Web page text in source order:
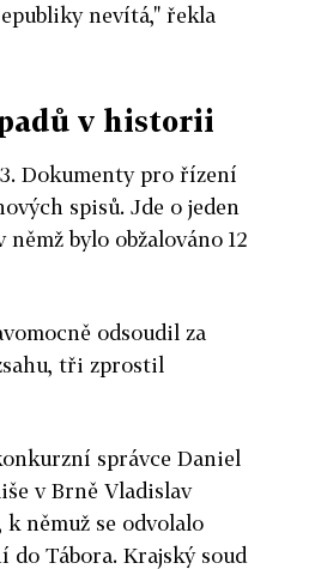
nevítá," řekla
v historii
Dokumenty pro řízení
spisů. Jde o jeden
bylo obžalováno 12
odsoudil za
tři zprostil
správce Daniel
v Brně Vladislav
němuž se odvolalo
do Tábora. Krajský soud